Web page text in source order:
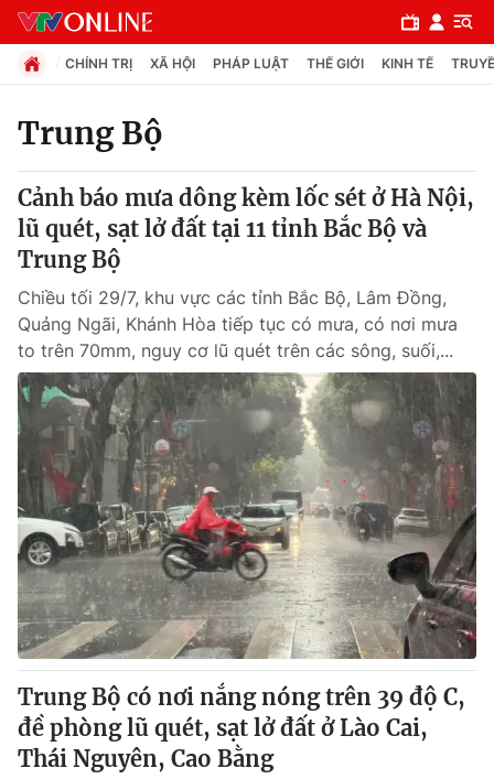
Chuyên mục
Chính trị
Xã hội
Pháp luật
Y tế
Thế giới
Tin tức
Thế giới đó đây
Câu chuyện quốc tế
Kinh tế
Tài chính
Thị trường
Góc doanh nghiệp
Dữ liệu và đời sống
Truyền hình
Phim VTV
Hậu trường
Giải trí
CHÍNH TRỊ XÃ HỘI PHÁP LUẬT THẾ GIỚI KINH TẾ
Trung Bộ
Cảnh báo mưa dông kèm lốc sét ở Hà Nội,
lũ quét, sạt lở đất tại 11 tỉnh Bắc Bộ và
Trung Bộ
Chiều tối 29/7, khu vực các tỉnh Bắc Bộ, Lâm Đồng,
Quảng Ngãi, Khánh Hòa tiếp tục có mưa, có nơi mưa
to trên 70mm, nguy cơ lũ quét trên các sông, suối,...
Trung Bộ có nơi nắng nóng trên 39 độ C,
đề phòng lũ quét, sạt lở đất ở Lào Cai,
Thái Nguyên, Cao Bằng